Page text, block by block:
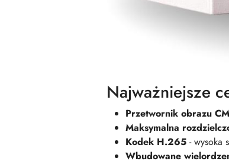
Najważniejsze
Przetwornik obrazu
Maksymalna
Kodek H.265 - wysoka
Wbudowane